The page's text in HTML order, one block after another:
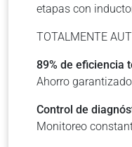
etapas con
TOTALMENTE
89% de eficiencia
Ahorro garantizado
Control de
Monitoreo